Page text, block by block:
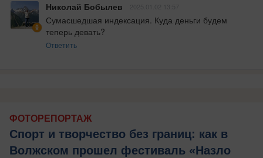
Николай Бобылев
Сумасшедшая индексация. Куда деньги будем
теперь девать?
Ответить
ФОТОРЕПОРТАЖ
Спорт и творчество без границ: как в
Волжском прошел фестиваль «Назло